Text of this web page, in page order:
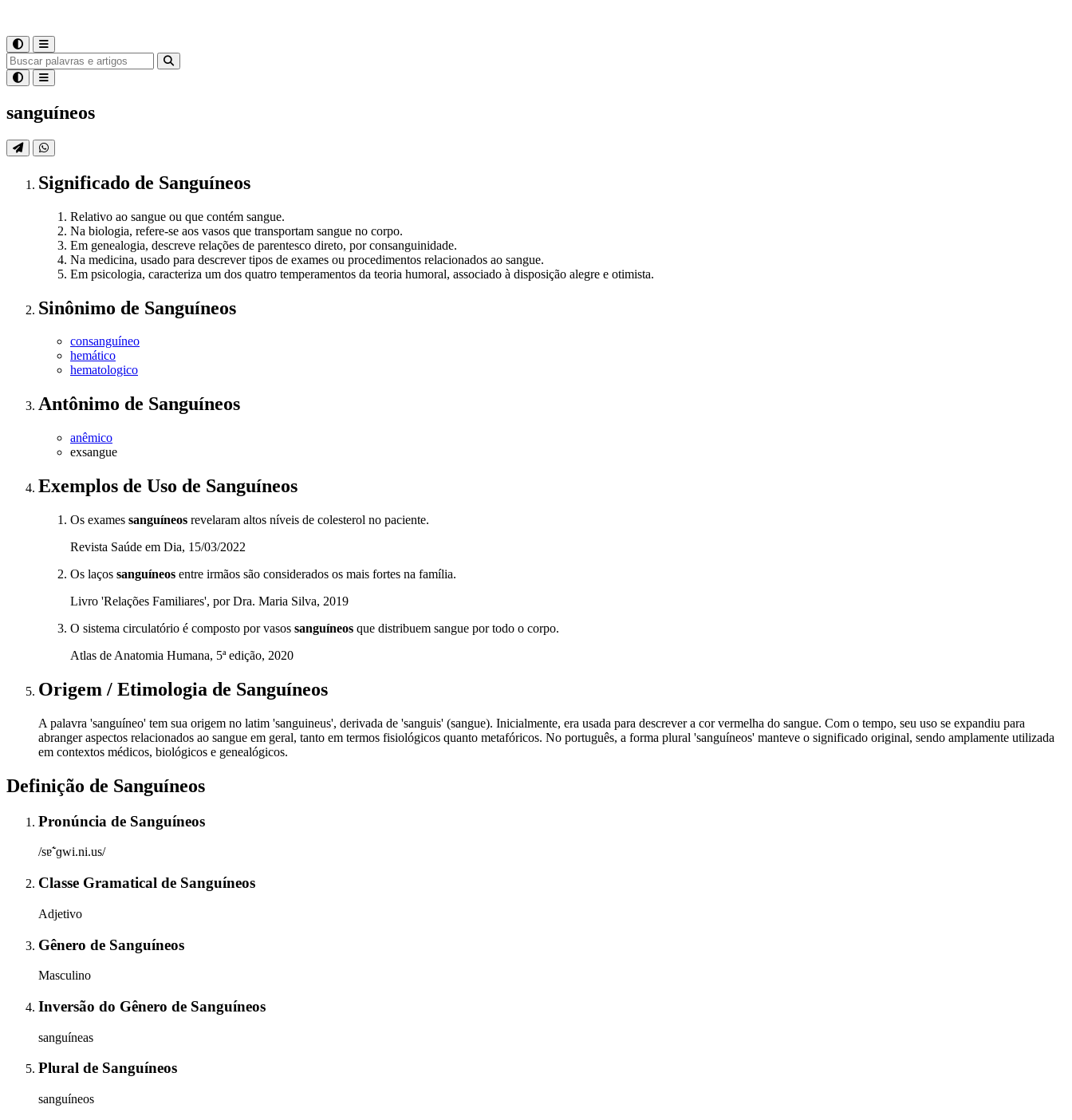
sanguíneos
Significado de Sanguíneos
Relativo ao sangue ou que contém sangue.
Na biologia, refere-se aos vasos que transportam sangue no corpo.
Em genealogia, descreve relações de parentesco direto, por consanguinidade.
Na medicina, usado para descrever tipos de exames ou procedimentos relacionados ao sangue.
Em psicologia, caracteriza um dos quatro temperamentos da teoria humoral, associado à disposição alegre e otimista.
Sinônimo de Sanguíneos
consanguíneo
hemático
hematologico
Antônimo de Sanguíneos
anêmico
exsangue
Exemplos de Uso de Sanguíneos
Os exames sanguíneos revelaram altos níveis de colesterol no paciente.
Revista Saúde em Dia, 15/03/2022
Os laços sanguíneos entre irmãos são considerados os mais fortes na família.
Livro 'Relações Familiares', por Dra. Maria Silva, 2019
O sistema circulatório é composto por vasos sanguíneos que distribuem sangue por todo o corpo.
Atlas de Anatomia Humana, 5ª edição, 2020
Origem / Etimologia de Sanguíneos
A palavra 'sanguíneo' tem sua origem no latim 'sanguineus', derivada de 'sanguis' (sangue). Inicialmente, era usada para descrever a cor vermelha do sangue. Com o tempo, seu uso se expandiu para
abranger aspectos relacionados ao sangue em geral, tanto em termos fisiológicos quanto metafóricos. No português, a forma plural 'sanguíneos' manteve o significado original, sendo amplamente utilizada
em contextos médicos, biológicos e genealógicos.
Definição de Sanguíneos
Pronúncia de Sanguíneos
/sɐ̃ˈɡwi.ni.us/
Classe Gramatical de Sanguíneos
Adjetivo
Gênero de Sanguíneos
Masculino
Inversão do Gênero de Sanguíneos
sanguíneas
Plural de Sanguíneos
sanguíneos